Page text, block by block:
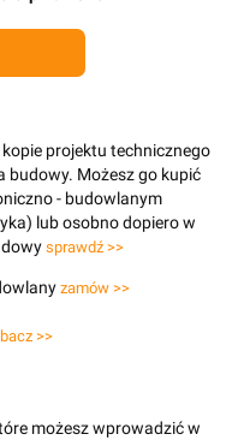
projektu technicznego
budowy. Możesz go kupić
- budowlanym
lub osobno dopiero w
sprawdź >>
zamów >>
>>
możesz wprowadzić w